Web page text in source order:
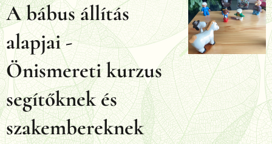
A bábus állítás
alapjai -
Önismereti kurzus
segítőknek és
szakembereknek